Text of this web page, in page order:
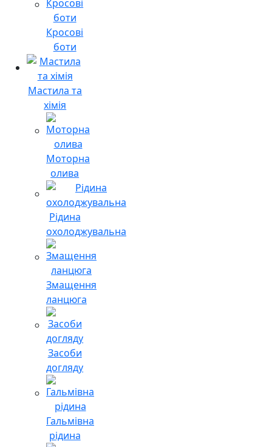
Кросові
боти
Мастила та
хімія
Моторна
олива
Рідина
охолоджувальна
Змащення
ланцюга
Засоби
догляду
Гальмівна
рідина